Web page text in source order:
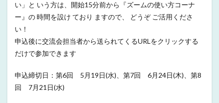
い」と いう方は、開始15分前から『ズームの使い方コーナ
ー』の 時間を設け ており ますので、 どうぞ ご活用くださ
い！
申込後に交流会担当者から送られてくるURLをクリックする
だけで参加できます
申込締切日：第6回 5月19日(水)、第7回 6月24日(木)、第8
回 7月21日(水)